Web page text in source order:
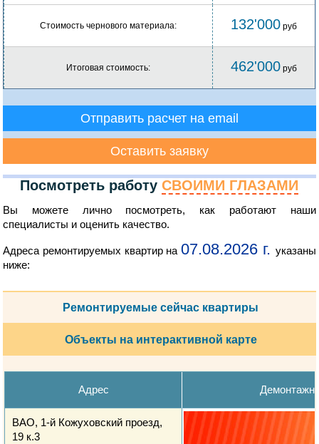
Стоимость чернового материала: 132'000 руб
Итоговая стоимость: 462'000 руб
Отправить расчет на email
Оставить заявку
Посмотреть работуСВОИМИ ГЛАЗАМИ
Вы можете лично посмотреть, как работают наши
специалисты и оценить качество.
Адреса ремонтируемых квартир на07.08.2026 г. указаны
ниже:
Ремонтируемые сейчас квартиры
Объекты на интерактивной карте
Адрес
ВАО, 1-й Кожуховский проезд,
19 к.3